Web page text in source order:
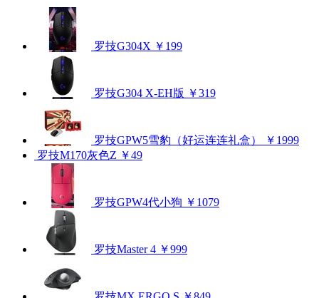
罗技G304X ￥199
罗技G304 X-EH版 ￥319
罗技GPW5雪豹（好运连连礼盒）
￥1999
罗技M170灰色Z ￥49
罗技GPW4代小狗 ￥1079
罗技Master 4 ￥999